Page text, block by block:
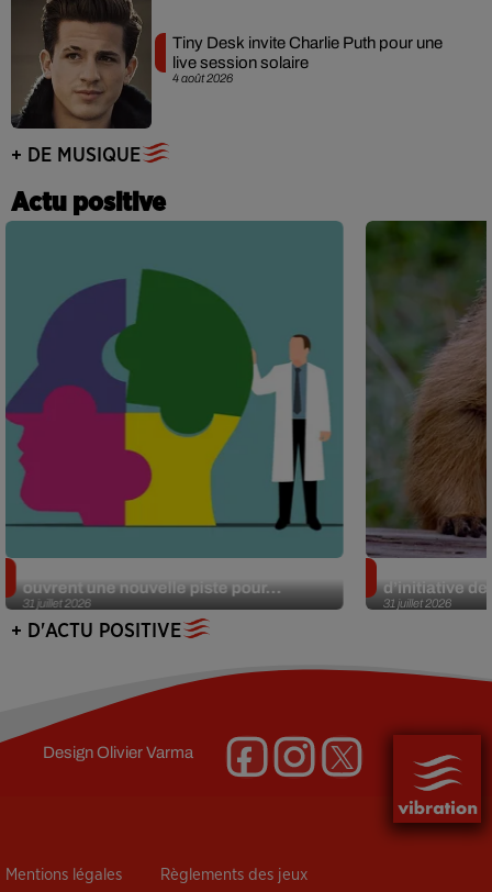
4 août 2026
Tiny Desk invite Charlie Puth pour une
live session solaire
+ DE MUSIQUE
Actu positive
31 juillet 2026
ouvrent une nouvelle piste pour...
31 juillet 2026
d’initiative
+ D'ACTU POSITIVE
DesignOlivier Varma
Mentions légales Règlements des jeux